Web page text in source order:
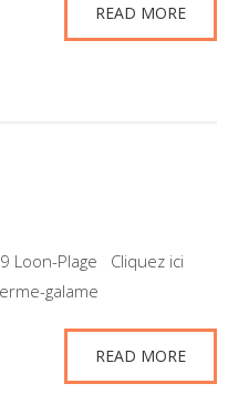
READ MORE
Loon-Plage Cliquez ici
galame
READ MORE